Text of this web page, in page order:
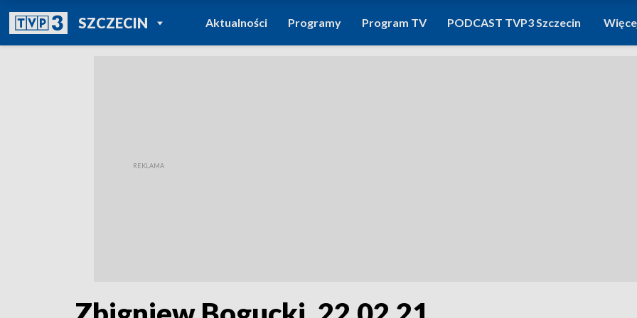
SZCZECINPOWRÓT DO
TVP REGIONY
Aktualności Programy Program TV PODCAST TVP3 Szczecin